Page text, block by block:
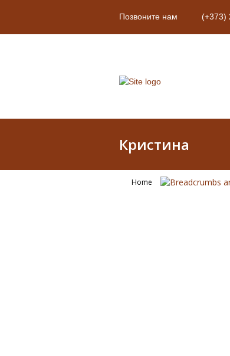
Позвоните нам (+373)
Кристина
Home